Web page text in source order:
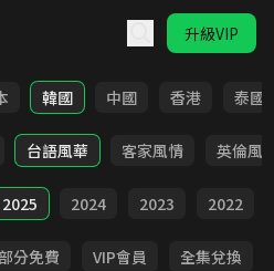
升級VIP
韓國 中國 香港 泰國
台語風華 客家風情 英倫風
2025 2024 2023 2022
分免費 VIP會員 全集兌換